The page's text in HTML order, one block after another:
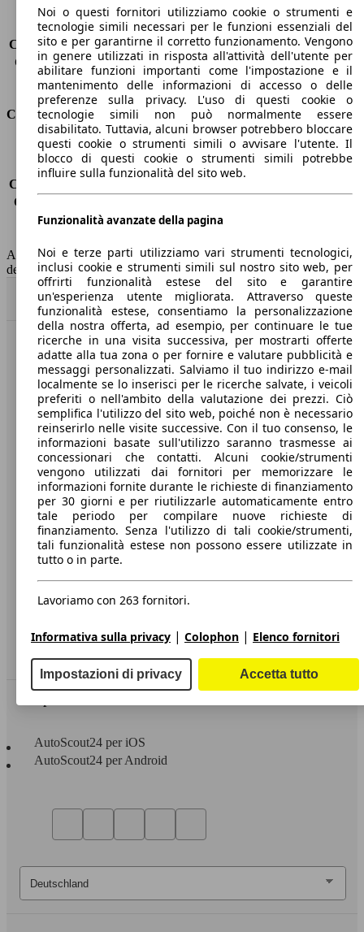
Sedili
5
Carico sul tetto
-
Capacità di traino (senza freni) -
Capacità di traino (con freni)
1600 kg
Volume del bagagliaio
480 l
Consumi
Emissioni di CO2*
109 g/km (komb.)
Consumo (urbano)
5.3 l/100km
Consumo (extra-urbano)
Consumo (combinato)*
Classe di emissione
Euro 6
AutoScout24 non si assume alcuna responsabilità per la correttezza
dei dati.
Torna su
Benvenuti su AutoScout24, il mercato auto europeo.
Società
A proposito di AutoScout24
Stampa
Media
Condizioni generali
Informazioni
Dichiarazione di Accessibilità
Servizi
Area rivenditori
AutoScout24 per iOS
AutoScout24 per Android
Noi o questi fornitori utilizziamo cookie o strumenti e
tecnologie simili necessari per le funzioni essenziali del
sito e per garantirne il corretto funzionamento. Vengono
in genere utilizzati in risposta all'attività dell'utente per
abilitare funzioni importanti come l'impostazione e il
mantenimento delle informazioni di accesso o delle
preferenze sulla privacy. L'uso di questi cookie o
tecnologie simili non può normalmente essere
disabilitato. Tuttavia, alcuni browser potrebbero bloccare
questi cookie o strumenti simili o avvisare l'utente. Il
blocco di questi cookie o strumenti simili potrebbe
influire sulla funzionalità del sito web.
Funzionalità avanzate della pagina
Noi e terze parti utilizziamo vari strumenti tecnologici,
inclusi cookie e strumenti simili sul nostro sito web, per
offrirti funzionalità estese del sito e garantire
un'esperienza utente migliorata. Attraverso queste
funzionalità estese, consentiamo la personalizzazione
della nostra offerta, ad esempio, per continuare le tue
ricerche in una visita successiva, per mostrarti offerte
adatte alla tua zona o per fornire e valutare pubblicità e
messaggi personalizzati. Salviamo il tuo indirizzo e-mail
localmente se lo inserisci per le ricerche salvate, i veicoli
preferiti o nell'ambito della valutazione dei prezzi. Ciò
semplifica l'utilizzo del sito web, poiché non è necessario
reinserirlo nelle visite successive. Con il tuo consenso, le
informazioni basate sull'utilizzo saranno trasmesse ai
concessionari che contatti. Alcuni cookie/strumenti
vengono utilizzati dai fornitori per memorizzare le
informazioni fornite durante le richieste di finanziamento
per 30 giorni e per riutilizzarle automaticamente entro
tale periodo per compilare nuove richieste di
finanziamento. Senza l'utilizzo di tali cookie/strumenti,
tali funzionalità estese non possono essere utilizzate in
tutto o in parte.
Lavoriamo con 263 fornitori.
Informativa sulla privacy | Colophon | Elenco fornitori
Impostazioni di privacy Accetta tutto